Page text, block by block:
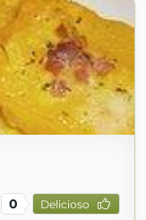
0 Delicioso